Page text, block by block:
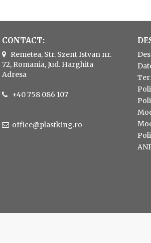
CONTACT:
Remetea, Str. Szent Istvan nr.
72, Romania, Jud. Harghita
Adresa
+40 758 086 107
office@plastking.ro